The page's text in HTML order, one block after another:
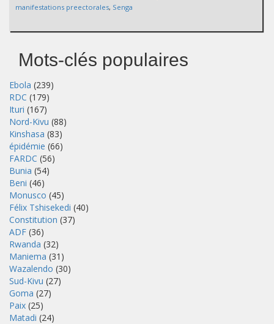
manifestations preectorales, Senga
Mots-clés populaires
Ebola (239)
RDC (179)
Ituri (167)
Nord-Kivu (88)
Kinshasa (83)
épidémie (66)
FARDC (56)
Bunia (54)
Beni (46)
Monusco (45)
Félix Tshisekedi (40)
Constitution (37)
ADF (36)
Rwanda (32)
Maniema (31)
Wazalendo (30)
Sud-Kivu (27)
Goma (27)
Paix (25)
Matadi (24)